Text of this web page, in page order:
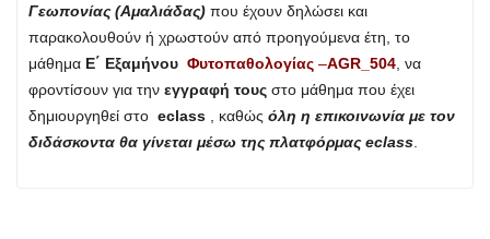
Γεωπονίας (Αμαλιάδας) που έχουν δηλώσει και
παρακολουθούν ή χρωστούν από προηγούμενα έτη, το
μάθημα Ε΄ Εξαμήνου Φυτοπαθολογίας –AGR_504 , να
φροντίσουν για την εγγραφή τους στο μάθημα που έχει
δημιουργηθεί στο eclass , καθώς όλη η επικοινωνία με τον
διδάσκοντα θα γίνεται μέσω της πλατφόρμας eclass